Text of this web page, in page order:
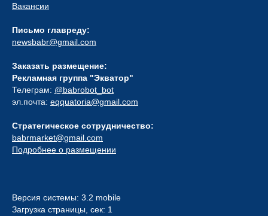
Вакансии
Письмо главреду:
newsbabr@gmail.com
Заказать размещение:
Рекламная группа "Экватор"
Телеграм: @babrobot_bot
эл.почта: eqquatoria@gmail.com
Стратегическое сотрудничество:
babrmarket@gmail.com
Подробнее о размещении
Версия системы: 3.2 mobile
Загрузка страницы, сек: 1